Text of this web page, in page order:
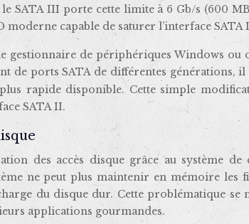
SATA III porte cette limite à 6 Gb/s (600
capable de saturer l’interface SATA
gestionnaire de périphériques Windows ou
de ports SATA de différentes générations,
rapide disponible. Cette simple
SATA II.
des accès disque grâce au système de
ne peut plus maintenir en mémoire les
du disque dur. Cette problématique se
applications gourmandes.